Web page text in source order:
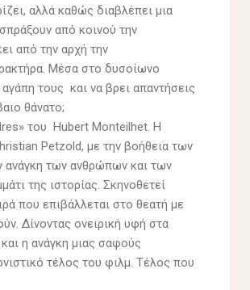
αλλά καθώς διαβλέπει μια
από κοινού την
από την αρχή την
Μέσα στο δυσοίωνο
τους και να βρει απαντήσεις
θάνατο;
του Hubert Monteilhet. Η
Petzold, με την βοήθεια των
ανάγκη των ανθρώπων και των
της ιστορίας. Σκηνοθετεί
που επιβάλλεται στο θεατή με
Δίνοντας ονειρική υφή στα
η ανάγκη μιας σαφούς
τέλος του φιλμ. Τέλος που